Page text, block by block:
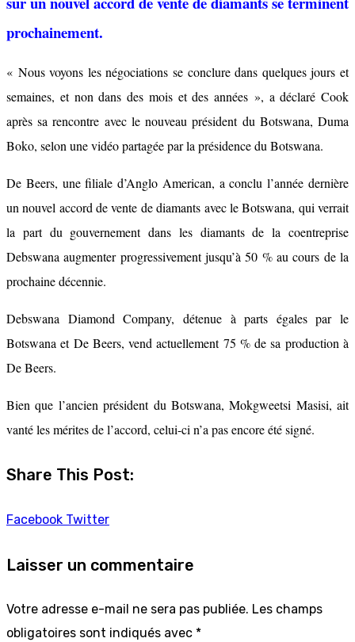
prochainement.
« Nous voyons les négociations se conclure dans quelques jours et
semaines, et non dans des mois et des années », a déclaré Cook
après sa rencontre avec le nouveau président du Botswana, Duma
Boko, selon une vidéo partagée par la présidence du Botswana.
De Beers, une filiale d’Anglo American, a conclu l’année dernière
un nouvel accord de vente de diamants avec le Botswana, qui verrait
la part du gouvernement dans les diamants de la coentreprise
Debswana augmenter progressivement jusqu’à 50 % au cours de la
prochaine décennie.
Debswana Diamond Company, détenue à parts égales par le
Botswana et De Beers, vend actuellement 75 % de sa production à
De Beers.
Bien que l’ancien président du Botswana, Mokgweetsi Masisi, ait
vanté les mérites de l’accord, celui-ci n’a pas encore été signé.
Share This Post:
Facebook TwitterYoutube
LinkedIn
Whatsapp
Laisser un commentaire
Votre adresse e-mail ne sera pas publiée. Les champs
obligatoires sont indiqués avec *